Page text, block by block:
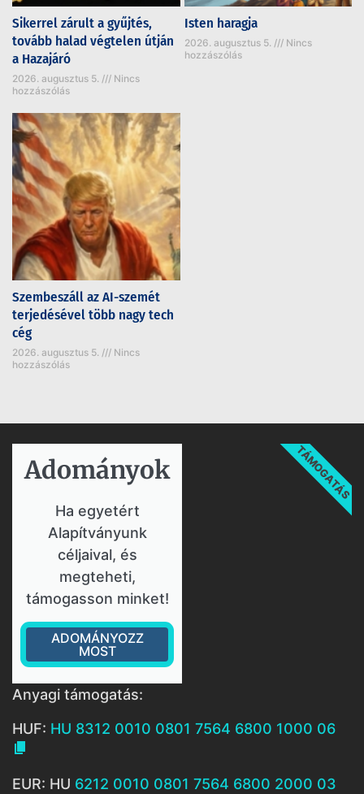
Sikerrel zárult a gyűjtés,
tovább halad végtelen útján
a Hazajáró
2026. augusztus 5.
Nincs
hozzászólás
Isten haragja
2026. augusztus 5.
Nincs
hozzászólás
Szembeszáll az AI-szemét
terjedésével több nagy tech
cég
2026. augusztus 5.
Nincs
hozzászólás
Adományok​
Ha egyetért
Alapítványunk
céljaival, és
megteheti,
támogasson minket!
ADOMÁNYOZZ
MOST
TÁMOGATÁS
Anyagi támogatás:
HUF: HU 8312 0010 0801 7564 6800 1000 06

EUR: HU 6212 0010 0801 7564 6800 2000 03